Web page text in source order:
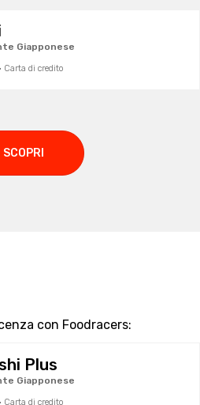
Giapponese
Carta di credito
SCOPRI
con Foodracers:
Plus
Giapponese
Carta di credito